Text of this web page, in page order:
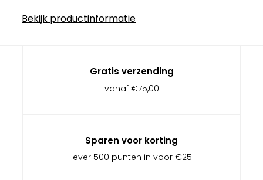
Bekijk productinformatie
Gratis verzending
vanaf €75,00
Sparen voor korting
lever 500 punten in voor €25